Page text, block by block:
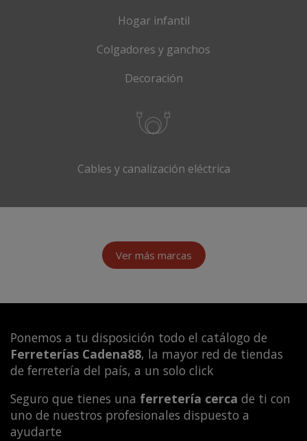
Hogar infantil
Colgadores y ganchos
Decoración
Cables y canalización eléctrica
Ver más marcas
Ponemos a tu disposición todo el catálogo de
Ferreterías Cadena88, la mayor red de tiendas
de ferretería del país, a un solo click
Seguro que tienes una ferretería cerca de ti con
uno de nuestros profesionales dispuesto a
ayudarte